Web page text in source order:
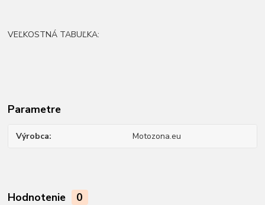
VEĽKOSTNÁ TABUĽKA:
Parametre
Výrobca Motozona.eu
Hodnotenie 0